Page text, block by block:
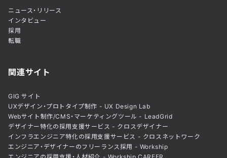
ニュース・リリース
インタビュー
採用
転職
関連サイト
GIG サイト
UXデザイン・プロトタイプ制作 - UX Design Lab
Webサイト制作/CMS・マーケティングツール - LeadGrid
デザイナー特化の採用支援サービス - クロスデザイナー
インフラエンジニア特化の採用支援サービス - クロスネットワーク
エンジニア・デザイナーのフリーランス採用 - Workship